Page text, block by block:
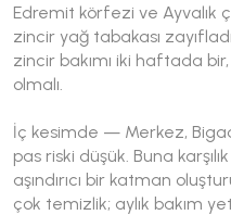
Edremit körfezi ve Ayvalık
zincir yağ tabakası
zincir bakımı iki haftada
olmalı.
İç kesimde — Merkez,
pas riski düşük. Buna
aşındırıcı bir katman
çok temizlik; aylık bakım